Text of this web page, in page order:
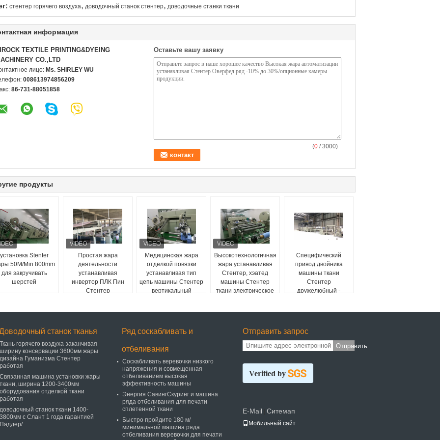
стентер горячего воздуха, доводочный станок стентер, доводочные станки ткани
информация
TEXTILE PRINTING&DYEING
CO.,LTD
лицо: Ms. SHIRLEY WU
008613974856209
86-731-88051858
Оставьте вашу заявку
(0 / 3000)
продукты
установка Stenter
50M/Min 800mm
для закручивать
шерстей
Простая жара
деятельности
устанавливая
инвертор ПЛК Пин
Стентер
Медицинская жара
отделкой повязки
устанавливая тип
цепь машины Стентер
вертикальный
Высокотехнологичная
жара устанавливая
Стентер, хэатед
машины Стентер
ткани электрическое
Специфический
привод двойника
машины ткани
Стентер
дружелюбный -
станок тканья
Ткань горячего воздуха заканчивая
ширину консервации 3600мм жары
дизайна Гуманизма Стентер
работая
Связанная машина установки жары
ткани, ширина 1200-3400мм
оборудования отделкой ткани
работая
доводочный станок ткани 1400-
3800мм с Слант 1 года гарантией
Паддер/
Ряд соскабливать и
отбеливания
Соскабливать веревочки низкого
напряжения и совмещенная
отбеливанием высокая
эффективность машины
Энергия СавингСкуринг и машина
ряда отбеливания для печати
сплетенной ткани
Быстро пройдите 180 м/
минимальной машина ряда
отбеливания веревочки для печати
Отправить запрос
Отправить
Verified by
E-Mail Ситемап
Мобильный сайт